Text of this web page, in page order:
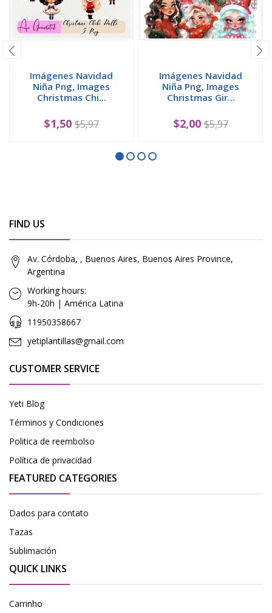
Imágenes Navidad
Niña Png, Images
Christmas Chi...
$1,50 $5,97
Imágenes Navidad
Niña Png, Images
Christmas Gir...
$2,00 $5,97
FIND US
Av. Córdoba, , Buenos Aires, Buenos Aires Province,
Argentina
Working hours:
9h-20h | América Latina
11950358667
yetiplantillas@gmail.com
CUSTOMER SERVICE
Yeti Blog
Términos y Condiciones
Politica de reembolso
Política de privacidad
FEATURED CATEGORIES
Dados para contato
Tazas
Sublimación
QUICK LINKS
Carrinho